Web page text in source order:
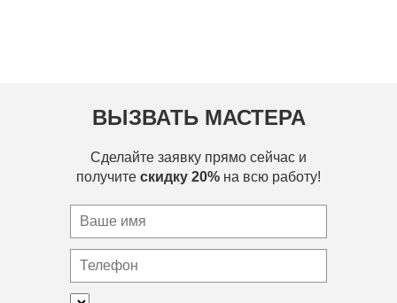
ВЫЗВАТЬ МАСТЕРА
Сделайте заявку прямо сейчас и
получите скидку 20% на всю работу!